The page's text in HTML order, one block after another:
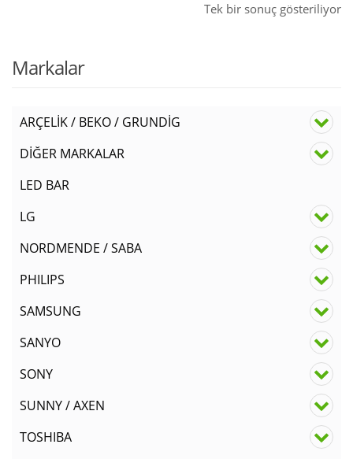
Tek bir sonuç gösteriliyor
Markalar
ARÇELİK / BEKO / GRUNDİG
DİĞER MARKALAR
LED BAR
LG
NORDMENDE / SABA
PHILIPS
SAMSUNG
SANYO
SONY
SUNNY / AXEN
TOSHIBA